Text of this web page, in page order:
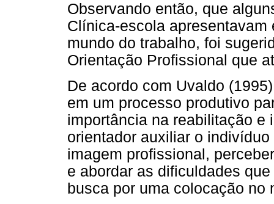
Observando então, que
Clínica-escola
mundo do trabalho, foi
Orientação Profissional que
De acordo com Uvaldo
em um processo produtivo
importância na reabilitação e
orientador auxiliar o
imagem profissional,
e abordar as dificuldades
busca por uma colocação no